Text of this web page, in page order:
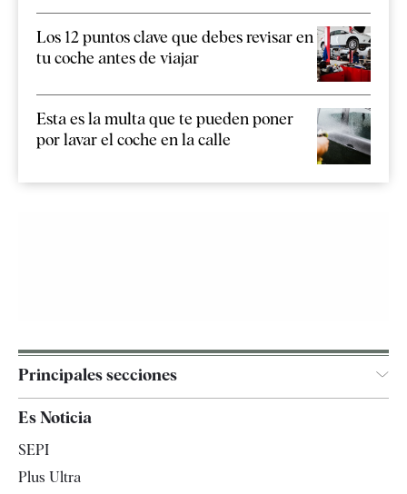
Los 12 puntos clave que debes revisar en
tu coche antes de viajar
Esta es la multa que te pueden poner
por lavar el coche en la calle
Principales secciones
Es Noticia
SEPI
Plus Ultra